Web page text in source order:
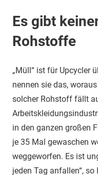
Es gibt
Rohstoffe
„Müll“ ist für Upcycler
nennen sie das,
solcher Rohstoff fällt
in den ganzen großen
je 35 Mal gewaschen
weggeworfen. Es ist
jeden Tag anfallen“,